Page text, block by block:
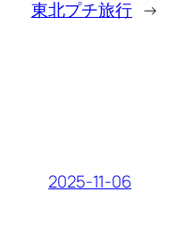
東北プチ旅行 →
2025-11-06